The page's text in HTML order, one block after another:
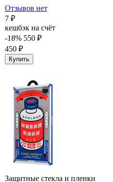
Отзывов нет
7 ₽
кешбэк на счёт
-18% 550 ₽
450 ₽
Купить
Защитные стекла и пленки